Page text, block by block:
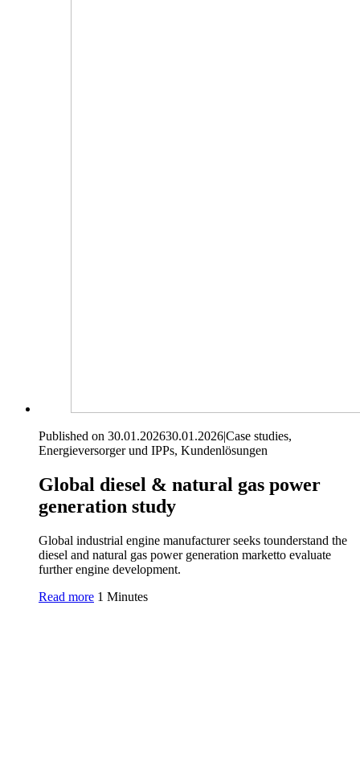
Published on 30.01.202630.01.2026|Case studies,
Energieversorger und IPPs, Kundenlösungen
Global diesel & natural gas power
generation study
Global industrial engine manufacturer seeks tounderstand the
diesel and natural gas power generation marketto evaluate
further engine development.
Read more 1 Minutes